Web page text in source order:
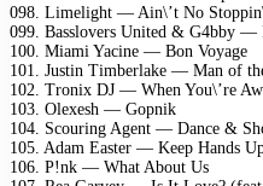
098. Limelight — Ain\’t No
099. Basslovers United & G4bby —
100. Miami Yacine — Bon Voyage
101. Justin Timberlake — Man of
102. Tronix DJ — When You\’re
103. Olexesh — Gopnik
104. Scouring Agent — Dance &
105. Adam Easter — Keep Hands
106. P!nk — What About Us